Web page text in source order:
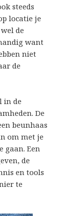
steeds
locatie je
de
want
niet
de
in de
De
beunhaas
om met je
gaan. Een
de
en tools
te